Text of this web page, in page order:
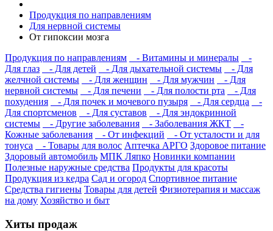
Продукция по направлениям
Для нервной системы
От гипоксии мозга
Продукция по направлениям
- Витамины и минералы
-
Для глаз
- Для детей - Для дыхательной системы
- Для
желчной системы
- Для женщин - Для мужчин
- Для
нервной системы
- Для печени - Для полости рта
- Для
похудения
- Для почек и мочевого пузыря - Для сердца
-
Для спортсменов
- Для суставов
- Для эндокринной
системы
- Другие заболевания - Заболевания ЖКТ
-
Кожные заболевания
- От инфекций
- От усталости и для
тонуса
- Товары для волос Аптечка АРГО Здоровое питание
Здоровый автомобиль МПК Ляпко Новинки компании
Полезные наружные средства Продукты для красоты
Продукция из кедра Сад и огород Спортивное питание
Средства гигиены Товары для детей Физиотерапия и массаж
на дому Хозяйство и быт
Хиты продаж